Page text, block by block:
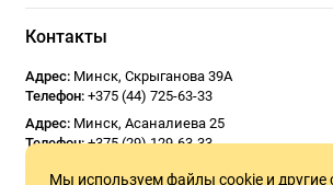
Мы используем файлы cookie и другие
Контакты
Адрес: Минск, Скрыганова 39А
Телефон: +375 (44) 725-63-33
Адрес: Минск, Асаналиева 25
Телефон: +375 (29) 129-63-33
Email:
Usoseda2020@gmail.com